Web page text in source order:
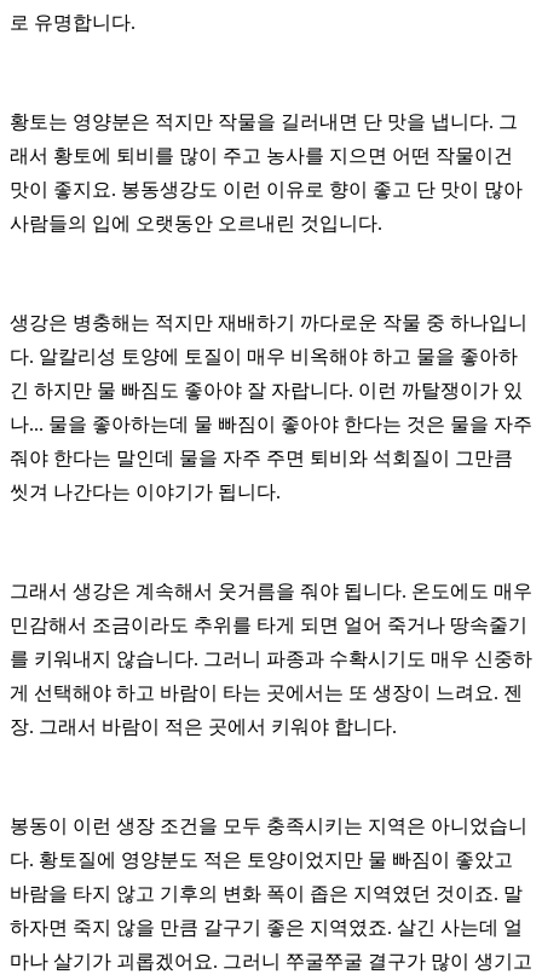
로 유명합니다.
황토는 영양분은 적지만 작물을 길러내면 단 맛을 냅니다. 그
래서 황토에 퇴비를 많이 주고 농사를 지으면 어떤 작물이건
맛이 좋지요. 봉동생강도 이런 이유로 향이 좋고 단 맛이 많아
사람들의 입에 오랫동안 오르내린 것입니다.
생강은 병충해는 적지만 재배하기 까다로운 작물 중 하나입니
다. 알칼리성 토양에 토질이 매우 비옥해야 하고 물을 좋아하
긴 하지만 물 빠짐도 좋아야 잘 자랍니다. 이런 까탈쟁이가 있
나... 물을 좋아하는데 물 빠짐이 좋아야 한다는 것은 물을 자주
줘야 한다는 말인데 물을 자주 주면 퇴비와 석회질이 그만큼
씻겨 나간다는 이야기가 됩니다.
그래서 생강은 계속해서 웃거름을 줘야 됩니다. 온도에도 매우
민감해서 조금이라도 추위를 타게 되면 얼어 죽거나 땅속줄기
를 키워내지 않습니다. 그러니 파종과 수확시기도 매우 신중하
게 선택해야 하고 바람이 타는 곳에서는 또 생장이 느려요. 젠
장. 그래서 바람이 적은 곳에서 키워야 합니다.
봉동이 이런 생장 조건을 모두 충족시키는 지역은 아니었습니
다. 황토질에 영양분도 적은 토양이었지만 물 빠짐이 좋았고
바람을 타지 않고 기후의 변화 폭이 좁은 지역였던 것이죠. 말
하자면 죽지 않을 만큼 갈구기 좋은 지역였죠. 살긴 사는데 얼
마나 살기가 괴롭겠어요. 그러니 쭈굴쭈굴 결구가 많이 생기고